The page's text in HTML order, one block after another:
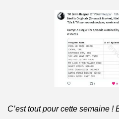
C’est tout pour cette semaine !